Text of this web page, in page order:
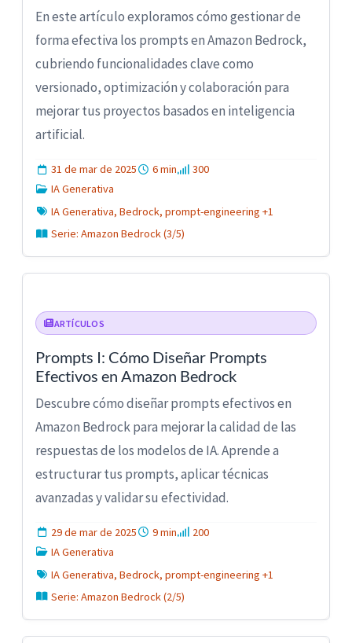
En este artículo exploramos cómo gestionar de
forma efectiva los prompts en Amazon Bedrock,
cubriendo funcionalidades clave como
versionado, optimización y colaboración para
mejorar tus proyectos basados en inteligencia
artificial.
31 de mar de 2025 6 min
300
IA Generativa
IA Generativa, Bedrock, prompt-engineering +1
Serie: Amazon Bedrock (3/5)
ARTÍCULOS
Prompts I: Cómo Diseñar Prompts
Efectivos en Amazon Bedrock
Descubre cómo diseñar prompts efectivos en
Amazon Bedrock para mejorar la calidad de las
respuestas de los modelos de IA. Aprende a
estructurar tus prompts, aplicar técnicas
avanzadas y validar su efectividad.
29 de mar de 2025 9 min
200
IA Generativa
IA Generativa, Bedrock, prompt-engineering +1
Serie: Amazon Bedrock (2/5)